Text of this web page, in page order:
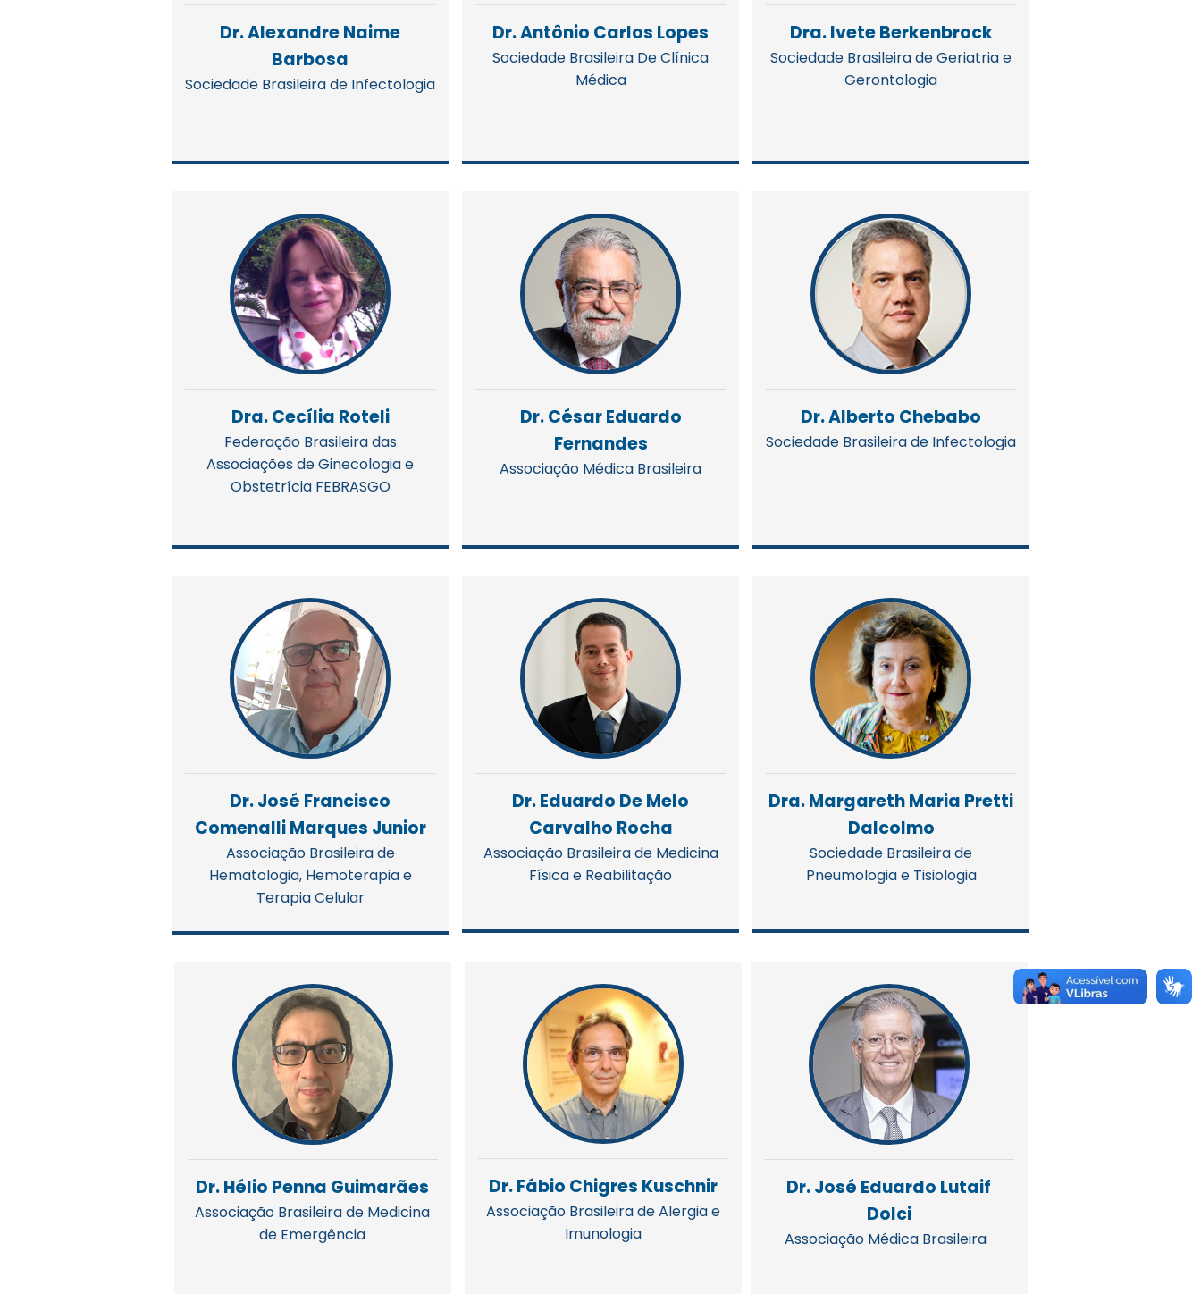
Dr. Alexandre Naime
Barbosa
Sociedade Brasileira de Infectologia
Dr. Antônio Carlos Lopes
Sociedade Brasileira De Clínica
Médica
Dra. Ivete Berkenbrock
Sociedade Brasileira de Geriatria e
Gerontologia
Dra. Cecília Roteli
Federação Brasileira das
Associações de Ginecologia e
Obstetrícia FEBRASGO
Dr. César Eduardo
Fernandes
Associação Médica Brasileira
Dr. Alberto Chebabo
Sociedade Brasileira de Infectologia
Dr. José Francisco
Comenalli Marques Junior
Associação Brasileira de
Hematologia, Hemoterapia e
Terapia Celular
Dr. Eduardo De Melo
Carvalho Rocha
Associação Brasileira de Medicina
Física e Reabilitação
Dra. Margareth Maria Pretti
Dalcolmo
Sociedade Brasileira de
Pneumologia e Tisiologia
Dr. Hélio Penna Guimarães
Associação Brasileira de Medicina
de Emergência
Dr. Fábio Chigres Kuschnir
Associação Brasileira de Alergia e
Imunologia
Dr. José Eduardo Lutaif
Dolci
Associação Médica Brasileira